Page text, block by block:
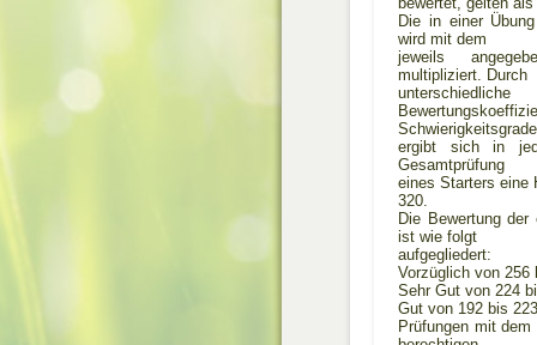
Die in einer
wird mit dem
jeweils
multipliziert. Durch
unterschiedliche
Schwierigkeitsgrade
ergibt sich in
Gesamtprüfung
eines Starters eine
320.
Die Bewertung
ist wie folgt
aufgegliedert:
Vorzüglich von 256
Sehr Gut von 224
Gut von 192 bis
Prüfungen mit